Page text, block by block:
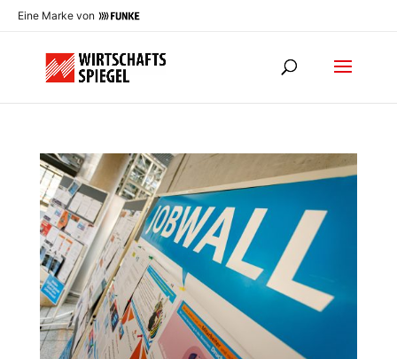
Eine Marke von